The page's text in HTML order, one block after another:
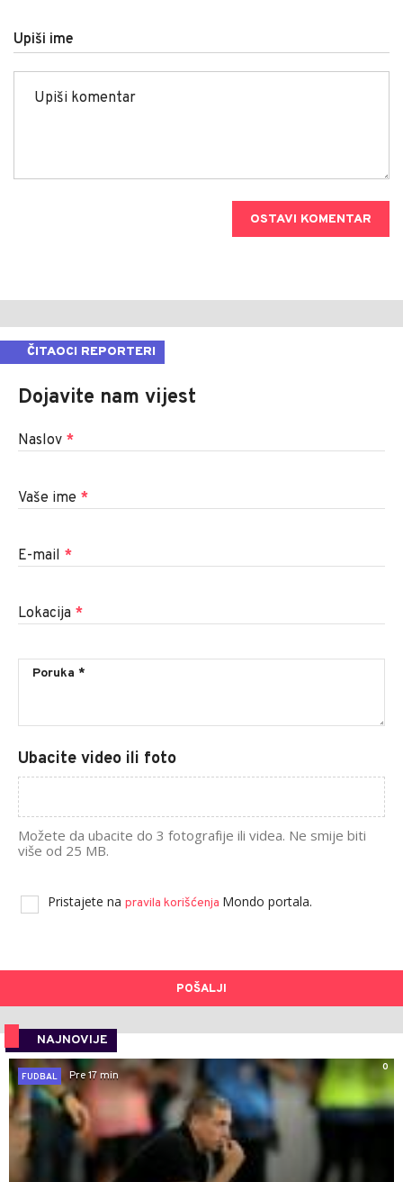
Upiši ime
OSTAVI KOMENTAR
ČITAOCI REPORTERI
Dojavite nam vijest
Naslov *
Vaše ime *
E-mail *
Lokacija *
Ubacite video ili foto
Možete da ubacite do 3 fotografije ili videa. Ne smije biti
više od 25 MB.
Pristajete na pravila korišćenja Mondo portala.
POŠALJI
NAJNOVIJE
0
FUDBAL
Pre 17 min